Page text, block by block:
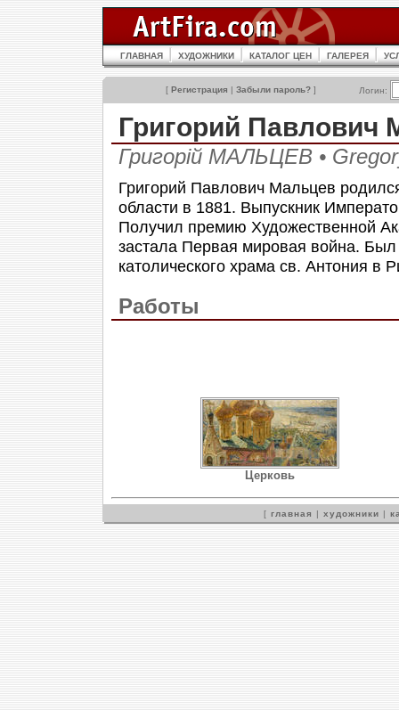
ГЛАВНАЯ ХУДОЖНИКИ КАТАЛОГ ЦЕН ГАЛЕРЕЯ
[ Регистрация | Забыли пароль? ] Логин:
Григорий
Григорій МАЛЬЦЕВ •
Григорий Павлович Мальцев
области в 1881. Выпускник
Получил премию Художественной
застала Первая мировая война.
католического храма св. Антония в
Работы
Церковь
[ главная | художники |